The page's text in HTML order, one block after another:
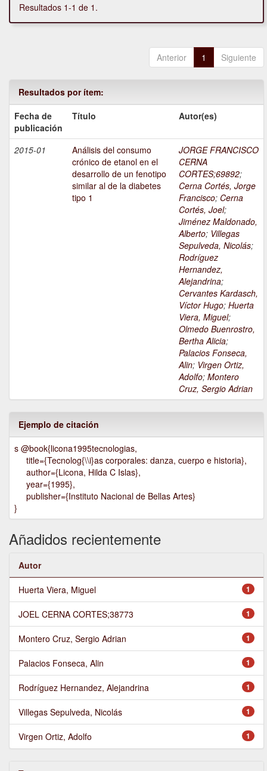
Resultados 1-1 de 1.
Anterior 1 Siguiente
Resultados por ítem:
Fecha de
publicación
Título Autor(es)
2015-01
Análisis del consumo
crónico de etanol en el
desarrollo de un fenotipo
similar al de la diabetes
tipo 1
JORGE FRANCISCO
CERNA
CORTES;69892;
Cerna Cortés, Jorge
Francisco; Cerna
Cortés, Joel;
Jiménez Maldonado,
Alberto; Villegas
Sepulveda, Nicolás;
Rodríguez
Hernandez,
Alejandrina;
Cervantes Kardasch,
Víctor Hugo; Huerta
Viera, Miguel;
Olmedo Buenrostro,
Bertha Alicia;
Palacios Fonseca,
Alin; Virgen Ortiz,
Adolfo; Montero
Cruz, Sergio Adrian
Ejemplo de citación
s @book{licona1995tecnologias,
title={Tecnolog{\\i}as corporales: danza, cuerpo e historia},
author={Licona, Hilda C Islas},
year={1995},
publisher={Instituto Nacional de Bellas Artes}
}
Añadidos recientemente
Autor
1
Huerta Viera, Miguel
1
JOEL CERNA CORTES;38773
1
Montero Cruz, Sergio Adrian
1
Palacios Fonseca, Alin
1
Rodríguez Hernandez, Alejandrina
1
Villegas Sepulveda, Nicolás
1
Virgen Ortiz, Adolfo